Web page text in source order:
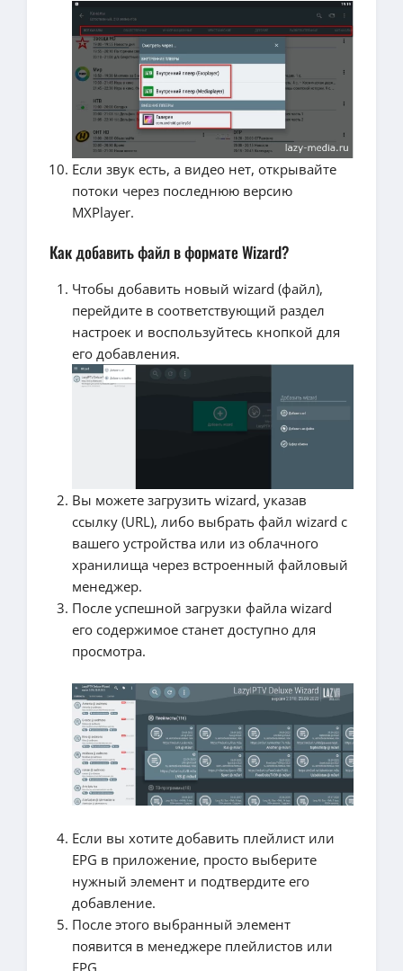
Если звук есть, а видео нет, открывайте
потоки через последнюю версию
MXPlayer.
Как добавить файл в формате Wizard?
Чтобы добавить новый wizard (файл),
перейдите в соответствующий раздел
настроек и воспользуйтесь кнопкой для
его добавления.
Вы можете загрузить wizard, указав
ссылку (URL), либо выбрать файл wizard с
вашего устройства или из облачного
хранилища через встроенный файловый
менеджер.
После успешной загрузки файла wizard
его содержимое станет доступно для
просмотра.
Если вы хотите добавить плейлист или
EPG в приложение, просто выберите
нужный элемент и подтвердите его
добавление.
После этого выбранный элемент
появится в менеджере плейлистов или